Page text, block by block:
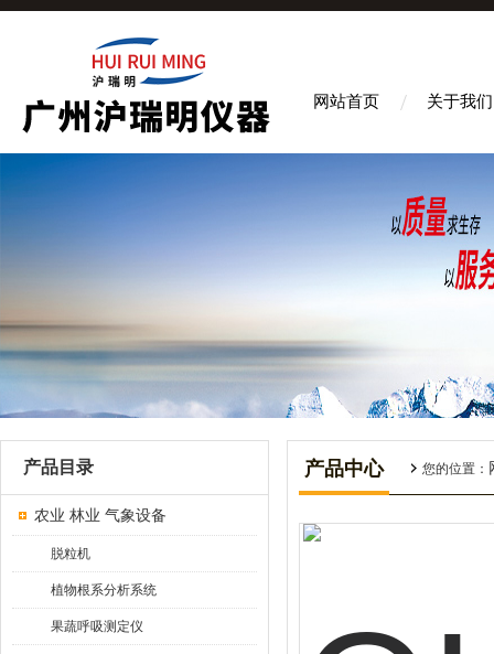
网站首页 关于我们
产品目录
农业 林业 气象设备
脱粒机
植物根系分析系统
果蔬呼吸测定仪
产品中心 您的位置：